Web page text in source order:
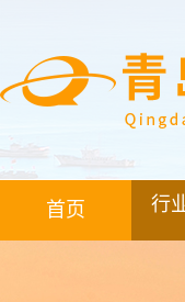
首页 行